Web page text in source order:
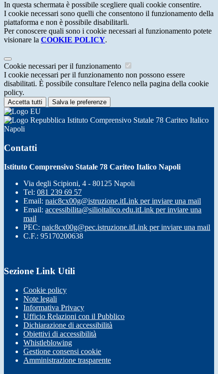
In questa schermata è possibile scegliere quali cookie consentire.
I cookie necessari sono quelli che consentono il funzionamento della
piattaforma e non è possibile disabilitarli.
Per conoscere quali sono i cookie necessari al funzionamento potete
visionare la COOKIE POLICY.
Cookie necessari per il funzionamento
I cookie necessari per il funzionamento non possono essere
disabilitati. È possibile consultare l'elenco nella pagina della cookie
policy.
Accetta tutti Salva le preferenze
Istituto Comprensivo Statale 78 Cariteo Italico
Napoli
Contatti
Istituto Comprensivo Statale 78 Cariteo Italico Napoli
Via degli Scipioni, 4 - 80125 Napoli
Tel: 081 239 69 57
Email: naic8cx00g@istruzione.itLink per inviare una mail
Email: accessibilita@silioitalico.edu.itLink per inviare una
mail
PEC: naic8cx00g@pec.istruzione.itLink per inviare una mail
C.F.: 95170200638
Sezione Link Utili
Cookie policy
Note legali
Informativa Privacy
Ufficio Relazioni con il Pubblico
Dichiarazione di accessibilità
Obiettivi di accessibilità
Whistleblowing
Gestione consensi cookie
Amministrazione trasparente